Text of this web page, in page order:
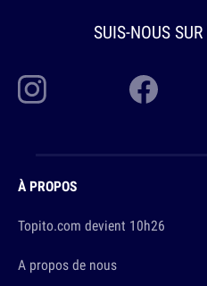
SUIS-NOUS SUR
À PROPOS
Topito.com devient 10h26
A propos de nous